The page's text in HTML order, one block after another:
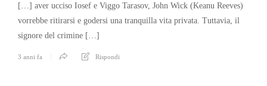
[…] aver ucciso Iosef e Viggo Tarasov, John Wick (Keanu Reeves)
vorrebbe ritirarsi e godersi una tranquilla vita privata. Tuttavia, il
signore del crimine […]
3 anni fa Rispondi